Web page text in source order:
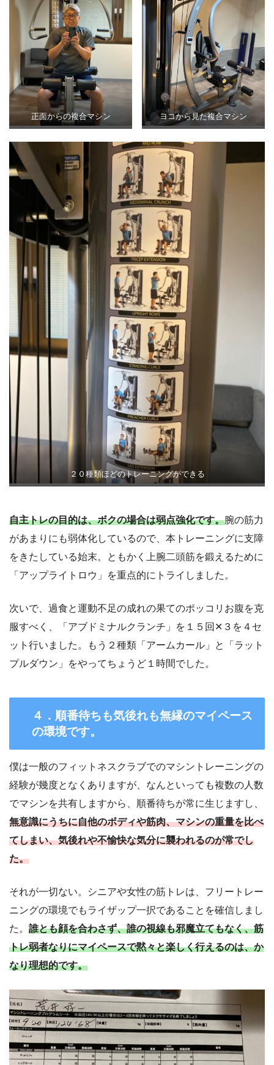
正面からの複合マシン ヨコから見た複合マシン
２０種類ほどのトレーニングができる
自主トレの目的は、ボクの場合は弱点強化です。腕の筋力
があまりにも弱体化しているので、本トレーニングに支障
をきたしている始末。ともかく上腕二頭筋を鍛えるために
「アップライトロウ」を重点的にトライしました。
次いで、過食と運動不足の成れの果てのポッコリお腹を克
服すべく、「アブドミナルクランチ」を１５回✕３を４セ
ット行いました。もう２種類「アームカール」と「ラット
プルダウン」をやってちょうど１時間でした。
４．順番待ちも気後れも無縁のマイペース
の環境です。
僕は一般のフィットネスクラブでのマシントレーニングの
経験が幾度となくありますが、なんといっても複数の人数
でマシンを共有しますから、順番待ちが常に生じますし、
無意識にうちに自他のボディや筋肉、マシンの重量を比べ
てしまい、気後れや不愉快な気分に襲われるのが常でし
た。
それが一切ない。シニアや女性の筋トレは、フリートレー
ニングの環境でもライザップ一択であることを確信しまし
た。 誰とも顔を合わさず、誰の視線も邪魔立てもなく、筋
トレ弱者なりにマイペースで黙々と楽しく行えるのは、か
なり理想的です。